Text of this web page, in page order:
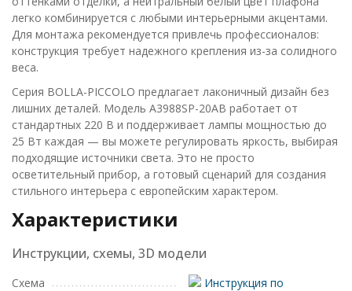
легко комбинируется с любыми интерьерными акцентами.
Для монтажа рекомендуется привлечь профессионалов:
конструкция требует надежного крепления из-за солидного
веса.
Серия BOLLA-PICCOLO предлагает лаконичный дизайн без
лишних деталей. Модель A3988SP-20AB работает от
стандартных 220 В и поддерживает лампы мощностью до
25 Вт каждая — вы можете регулировать яркость, выбирая
подходящие источники света. Это не просто
осветительный прибор, а готовый сценарий для создания
стильного интерьера с европейским характером.
Характеристики
Инструкции, схемы, 3D модели
Схема
Инструкция по